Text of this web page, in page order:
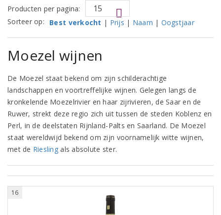
Producten per pagina:
Sorteer op:
Best verkocht | Prijs | Naam | Oogstjaar
Moezel wijnen
De Moezel staat bekend om zijn schilderachtige
landschappen en voortreffelijke wijnen. Gelegen langs de
kronkelende Moezelrivier en haar zijrivieren, de Saar en de
Ruwer, strekt deze regio zich uit tussen de steden Koblenz en
Perl, in de deelstaten Rijnland-Palts en Saarland. De Moezel
staat wereldwijd bekend om zijn voornamelijk witte wijnen,
met de Riesling als absolute ster.​
16